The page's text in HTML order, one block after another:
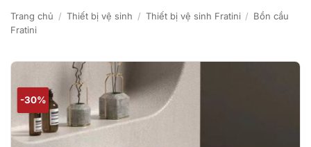
Trang chủ / Thiết bị vệ sinh / Thiết bị vệ sinh Fratini / Bồn cầu
Fratini
-30%